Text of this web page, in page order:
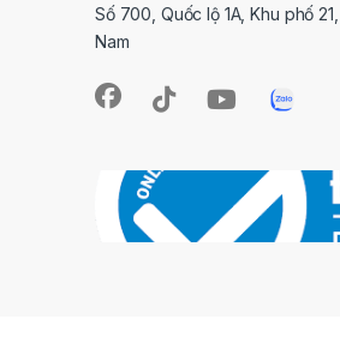
Số 700, Quốc lộ 1A, Khu phố
Nam